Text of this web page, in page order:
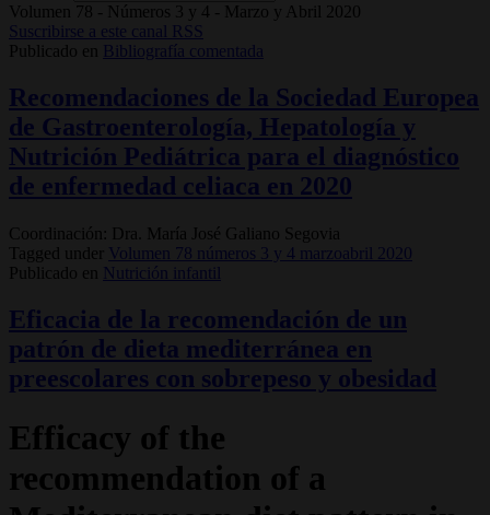
Volumen 78 - Números 3 y 4 - Marzo y Abril 2020
Suscribirse a este canal RSS
Publicado en
Bibliografía comentada
Recomendaciones de la Sociedad Europea
de Gastroenterología, Hepatología y
Nutrición Pediátrica para el diagnóstico
de enfermedad celiaca en 2020
Coordinación: Dra. María José Galiano Segovia
Tagged under
Volumen 78 números 3 y 4 marzoabril 2020
Publicado en
Nutrición infantil
Eficacia de la recomendación de un
patrón de dieta mediterránea en
preescolares con sobrepeso y obesidad
Efficacy of the
recommendation of a